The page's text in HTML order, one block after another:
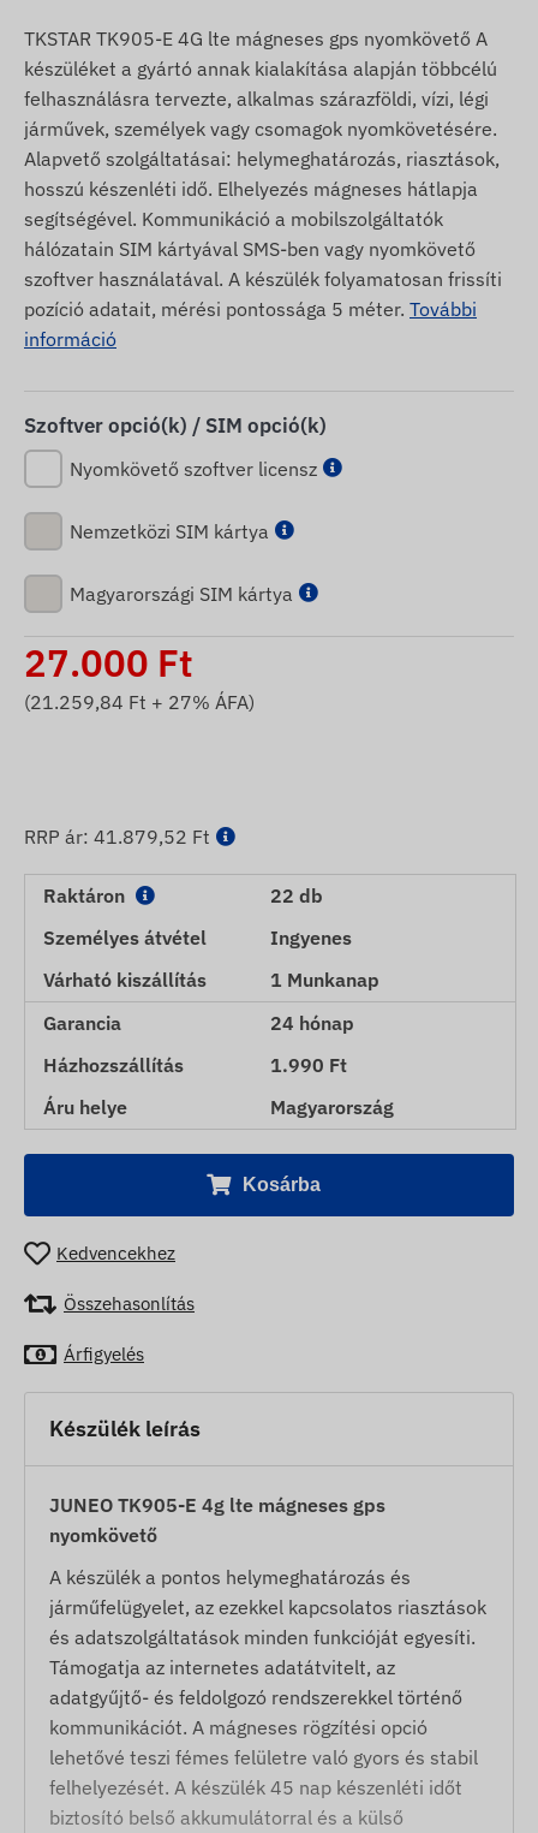
TKSTAR TK905-E 4G lte mágneses gps nyomkövető A
készüléket a gyártó annak kialakítása alapján többcélú
felhasználásra tervezte, alkalmas szárazföldi, vízi, légi
járművek, személyek vagy csomagok nyomkövetésére.
Alapvető szolgáltatásai: helymeghatározás, riasztások,
hosszú készenléti idő. Elhelyezés mágneses hátlapja
segítségével. Kommunikáció a mobilszolgáltatók
hálózatain SIM kártyával SMS-ben vagy nyomkövető
szoftver használatával. A készülék folyamatosan frissíti
pozíció adatait, mérési pontossága 5 méter. További
információ
Szoftver opció(k) / SIM opció(k)
Nyomkövető szoftver licensz
Nemzetközi SIM kártya
Magyarországi SIM kártya
27.000 Ft
(21.259,84 Ft + 27% ÁFA)
RRP ár: 41.879,52 Ft
Raktáron
22 db
Személyes átvétel
Ingyenes
Várható kiszállítás
1 Munkanap
Garancia
24 hónap
Házhozszállítás
1.990 Ft
Áru helye
Magyarország
Kosárba
Kedvencekhez
Összehasonlítás
Árfigyelés
Készülék leírás
JUNEO TK905-E 4g lte mágneses gps
nyomkövető
A készülék a pontos helymeghatározás és
járműfelügyelet, az ezekkel kapcsolatos riasztások
és adatszolgáltatások minden funkcióját egyesíti.
Támogatja az internetes adatátvitelt, az
adatgyűjtő- és feldolgozó rendszerekkel történő
kommunikációt. A mágneses rögzítési opció
lehetővé teszi fémes felületre való gyors és stabil
felhelyezését. A készülék 45 nap készenléti időt
biztosító belső akkumulátorral és a külső